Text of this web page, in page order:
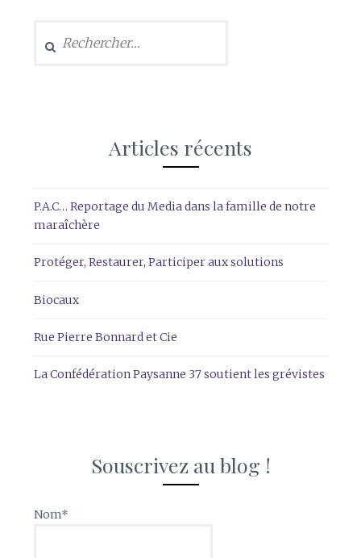
Articles récents
P.A.C… Reportage du Media dans la famille de notre
maraîchère
Protéger, Restaurer, Participer aux solutions
Biocaux
Rue Pierre Bonnard et Cie
La Confédération Paysanne 37 soutient les grévistes
Souscrivez au blog !
Nom*